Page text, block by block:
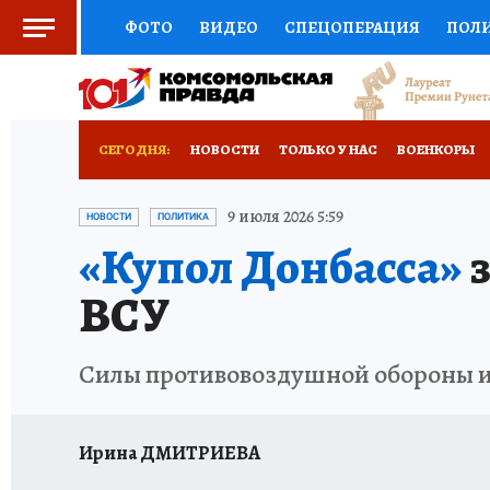
ФОТО ВИДЕО СПЕЦОПЕРАЦИЯ
СОЦПОДДЕРЖКА НАУКА СПОРТ
ТУРИЗМ
ГИД ПОТРЕБИТЕЛЯ
СЕГОДНЯ: НОВОСТИ ТОЛЬКО У НАС ВОЕНКОРЫ
НОВОРОССИЯ АФИША
НОВОСТИ ПОЛИТИКА 9 июля 2026 5:59
«Купол Донбасса»
ВСУ
Силы противовоздушной обороны
Ирина ДМИТРИЕВА